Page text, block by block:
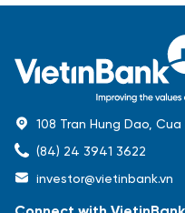
108 Tran Hung Dao,
(84) 24 3941 3622
investor@vietinbank.vn